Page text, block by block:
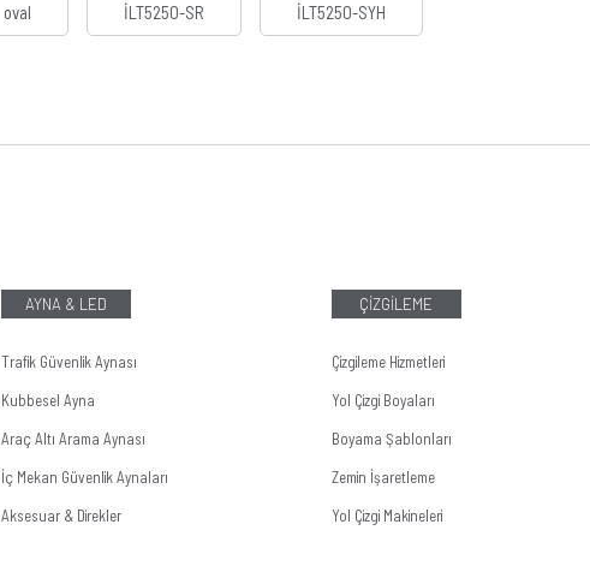
oval İLT5250-SR İLT5250-SYH
AYNA & LED
Trafik Güvenlik Aynası
Kubbesel Ayna
Araç Altı Arama Aynası
İç Mekan Güvenlik Aynaları
Aksesuar & Direkler
ÇİZGİLEME
Çizgileme Hizmetleri
Yol Çizgi Boyaları
Boyama Şablonları
Zemin İşaretleme
Yol Çizgi Makineleri